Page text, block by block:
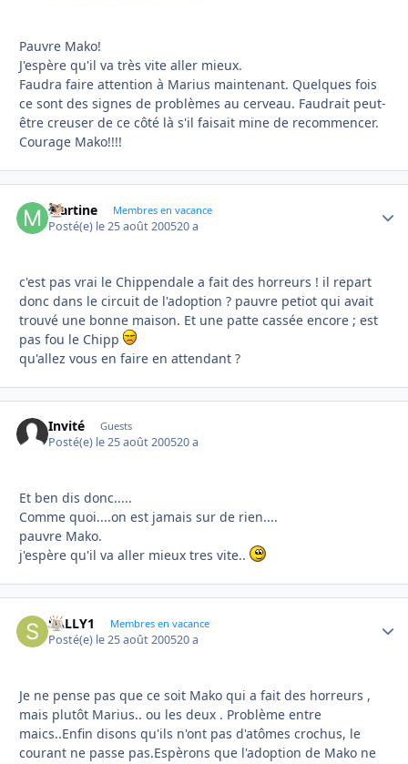
Pauvre Mako!
J'espère qu'il va très vite aller mieux.
Faudra faire attention à Marius maintenant. Quelques fois
ce sont des signes de problèmes au cerveau. Faudrait peut-
être creuser de ce côté là s'il faisait mine de recommencer.
Courage Mako!!!!
Martine Membres en vacance
Posté(e) le 25 août 200520 a
c'est pas vrai le Chippendale a fait des horreurs ! il repart
donc dans le circuit de l'adoption ? pauvre petiot qui avait
trouvé une bonne maison. Et une patte cassée encore ; est
pas fou le Chipp
qu'allez vous en faire en attendant ?
Invité Guests
Posté(e) le 25 août 200520 a
Et ben dis donc.....
Comme quoi....on est jamais sur de rien....
pauvre Mako.
j'espère qu'il va aller mieux tres vite..
SALLY1 Membres en vacance
Posté(e) le 25 août 200520 a
Je ne pense pas que ce soit Mako qui a fait des horreurs ,
mais plutôt Marius.. ou les deux . Problème entre
maics..Enfin disons qu'ils n'ont pas d'atômes crochus, le
courant ne passe pas.Espèrons que l'adoption de Mako ne